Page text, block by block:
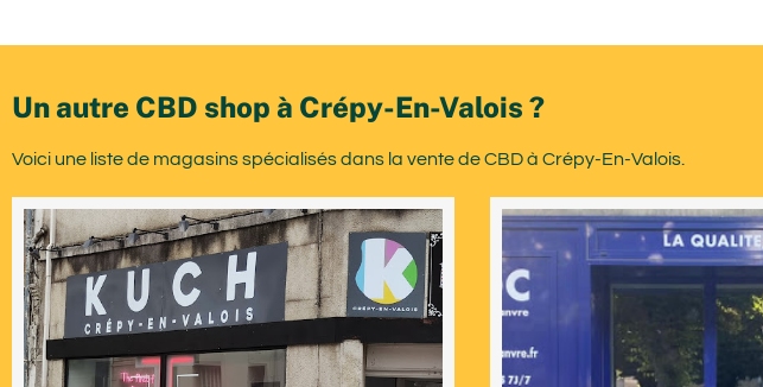
Un autre CBD shop à Crépy-En-Valois ?
Voici une liste de magasins spécialisés dans la vente de CBD à Crépy-En-Valois.